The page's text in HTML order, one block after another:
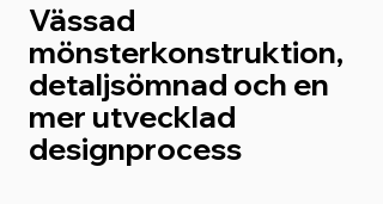
Vässad
mönsterkonstruktion,
detaljsömnad och en
mer utvecklad
designprocess